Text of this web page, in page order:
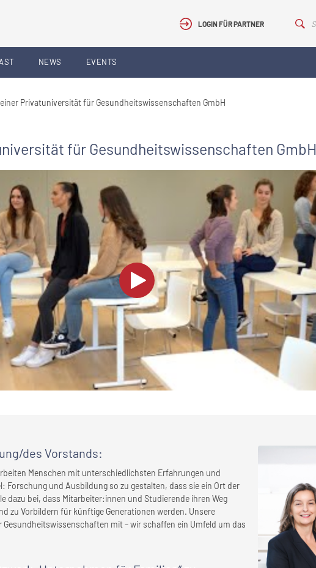
LOGIN FÜR PARTNER
NEWS EVENTS
Privatuniversität für Gesundheitswissenschaften GmbH
für Gesundheitswissenschaften GmbH
des Vorstands:
Menschen mit unterschiedlichsten Erfahrungen und
Forschung und Ausbildung so zu gestalten, dass sie ein Ort der
dazu bei, dass Mitarbeiter:innen und Studierende ihren Weg
zu Vorbildern für künftige Generationen werden. Unsere
mit – wir schaffen ein Umfeld um das